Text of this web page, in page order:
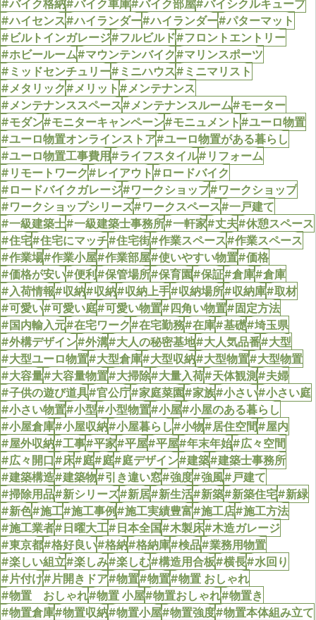
#バイク格納#バイク車庫#バイク部屋#バイシクルキューブ
#ハイセンス#ハイランダー#ハイランダー#パターマット
#ビルトインガレージ#フルビルド#フロントエントリー
#ホビールーム#マウンテンバイク#マリンスポーツ
#ミッドセンチュリー#ミニハウス#ミニマリスト
#メタリック#メリット#メンテナンス
#メンテナンススペース#メンテナンスルーム#モーター
#モダン#モニターキャンペーン#モニュメント#ユーロ物置
#ユーロ物置オンラインストア#ユーロ物置がある暮らし
#ユーロ物置工事費用#ライフスタイル#リフォーム
#リモートワーク#レイアウト#ロードバイク
#ロードバイクガレージ#ワークショップ#ワークショップ
#ワークショップシリーズ#ワークスペース#一戸建て
#一級建築士#一級建築士事務所#一軒家#丈夫#休憩スペース
#住宅#住宅にマッチ#住宅街#作業スペース#作業スペース
#作業場#作業小屋#作業部屋#使いやすい物置#価格
#価格が安い#便利#保管場所#保育園#保証#倉庫#倉庫
#入荷情報#収納#収納#収納上手#収納場所#収納庫#取材
#可愛い#可愛い庭#可愛い物置#四角い物置#固定方法
#国内輸入元#在宅ワーク#在宅勤務#在庫#基礎#埼玉県
#外構デザイン#外溝#大人の秘密基地#大人気品番#大型
#大型ユーロ物置#大型倉庫#大型収納#大型物置#大型物置
#大容量#大容量物置#大掃除#大量入荷#天体観測#夫婦
#子供の遊び道具#官公庁#家庭菜園#家族#小さい#小さい庭
#小さい物置#小型#小型物置#小屋#小屋のある暮らし
#小屋倉庫#小屋収納#小屋暮らし#小物#居住空間#屋内
#屋外収納#工事#平家#平屋#平屋#年末年始#広々空間
#広々開口#床#庭#庭#庭デザイン#建築#建築士事務所
#建築構造#建築物#引き違い窓#強度#強風#戸建て
#掃除用品#新シリーズ#新居#新生活#新築#新築住宅#新緑
#新色#施工#施工事例#施工実績豊富#施工店#施工方法
#施工業者#日曜大工#日本全国#木製床#木造ガレージ
#東京都#格好良い#格納#格納庫#検品#業務用物置
#楽しい組立#楽しみ#楽しむ#構造用合板#横長#水回り
#片付け#片開きドア#物置#物置#物置 おしゃれ
#物置 おしゃれ#物置 小屋#物置おしゃれ#物置き
#物置倉庫#物置収納#物置小屋#物置強度#物置本体組み立て